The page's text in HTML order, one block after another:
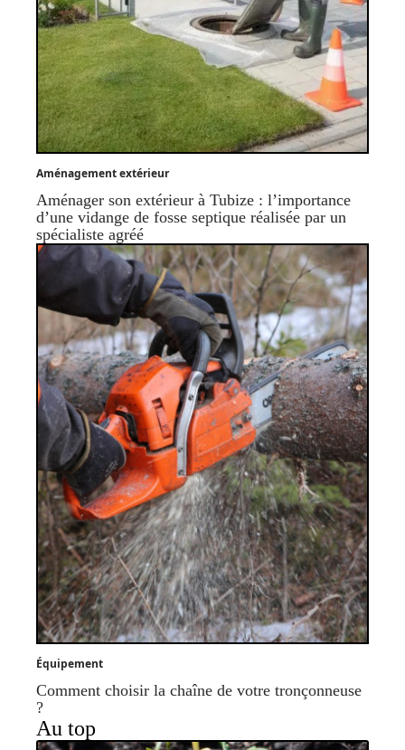
Aménagement extérieur
Aménager son extérieur à Tubize : l’importance
d’une vidange de fosse septique réalisée par un
spécialiste agréé
Équipement
Comment choisir la chaîne de votre tronçonneuse
?
Au top